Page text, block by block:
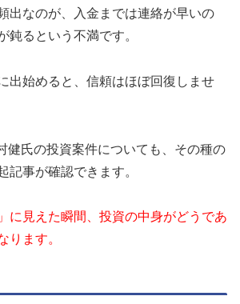
出なのが、入金までは連絡が早いの
鈍るという不満です。
出始めると、信頼はほぼ回復しませ
健氏の投資案件についても、その種の
記事が確認できます。
に見えた瞬間、投資の中身がどうであ
ります。